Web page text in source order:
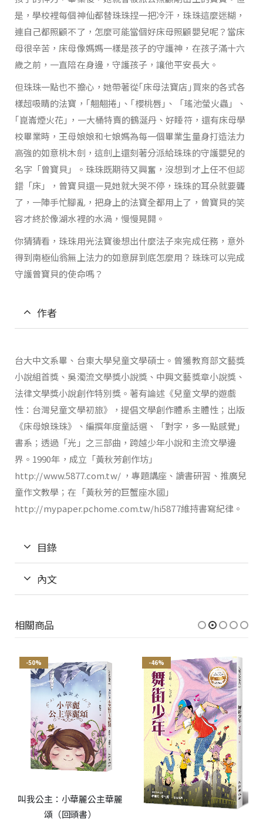
是，學校裡每個神仙都替珠珠捏一把冷汗，珠珠這麼迷糊，
連自己都照顧不了，怎麼可能當個好床母照顧嬰兒呢？當床
母很辛苦，床母像媽媽一樣是孩子的守護神，在孩子滿十六
歲之前，一直陪在身邊，守護孩子，讓他平安長大。
但珠珠一點也不擔心，她帶著從｢床母法寶店｣買來的各式各
樣超吸睛的法寶，｢翹翹捲｣、｢櫻桃唇｣、「瑤池螢火蟲」、
｢崑崙煙火花｣，一大桶特賣的鶴涎丹、好睡符，還有床母學
校畢業時，王母娘娘和七娘媽為每一個畢業生量身打造法力
高強的如意桃木劍，這劍上還刻著分派給珠珠的守護嬰兒的
名字「曾寶貝」。珠珠既期待又興奮，沒想到才上任不但認
錯「床」，曾寶貝還一見她就大哭不停，珠珠的耳朵就要聾
了，一陣手忙腳亂，把身上的法寶全都用上了，曾寶貝的笑
容才終於像湖水裡的水渦，慢慢晃開。
你猜猜看，珠珠用光法寶後想出什麼法子來完成任務，意外
得到南極仙翁無上法力的如意屏到底怎麼用？珠珠可以完成
守護曾寶貝的使命嗎？
作者
台大中文系畢、台東大學兒童文學碩士。曾獲教育部文藝獎
小說組首獎、吳濁流文學獎小說獎、中興文藝獎章小說獎、
法律文學獎小說創作特別獎。著有論述《兒童文學的遊戲
性：台灣兒童文學初旅》，提倡文學創作體系主體性；出版
《床母娘珠珠》、編撰年度童話選、「對字，多一點感覺」
書系；透過「光」之三部曲，跨越少年小說和主流文學邊
界。1990年，成立「黃秋芳創作坊」
http://www.5877.com.tw/ ，專題講座、讀書研習、推廣兒
童作文教學；在「黃秋芳的巨蟹座水國」
http://mypaper.pchome.com.tw/hi5877維持書寫紀律。
目錄
內文
相關商品
-50%
叫我公主：小華麗公主華麗
頌（回頭書）
-46%